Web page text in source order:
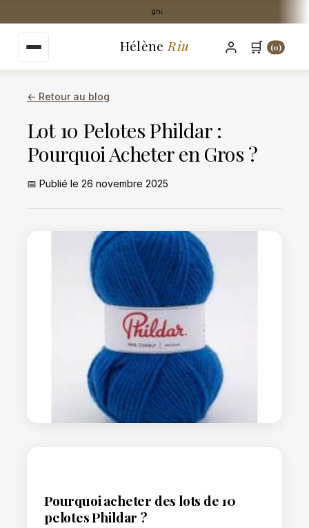
contenu
Stock Perpignan centre-ville
🛒 (0)
Hélène Riu
← Retour au blog
Lot 10 Pelotes Phildar :
Pourquoi Acheter en Gros ?
📅 Publié le 26 novembre 2025
Pourquoi acheter des lots de 10
pelotes Phildar ?